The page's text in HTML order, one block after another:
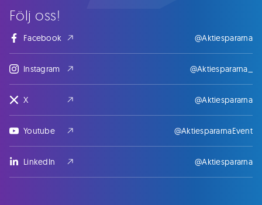
Följ oss!
Facebook @Aktiespararna
Instagram @Aktiespararna_
X @Aktiespararna
Youtube @AktiespararnaEvent
LinkedIn @Aktiespararna